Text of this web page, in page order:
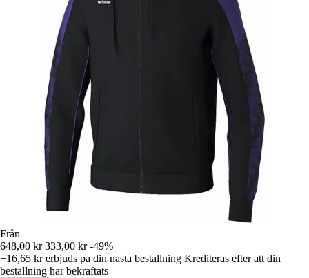
Från
648,00 kr 333,00 kr -49%
+16,65 krerbjuds pa din nasta bestallning Krediteras efter att din
bestallning har bekraftats